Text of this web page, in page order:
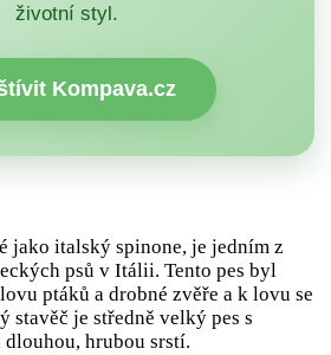
životní styl.
Kompava.cz
jako italský spinone, je jedním z
psů v Itálii. Tento pes byl
ptáků a drobné zvěře a k lovu se
stavěč je středně velký pes s
hrubou srstí.